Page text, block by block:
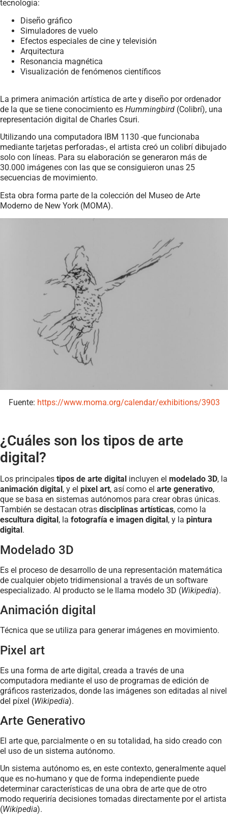
tecnología:
Diseño gráfico
Simuladores de vuelo
Efectos especiales de cine y televisión
Arquitectura
Resonancia magnética
Visualización de fenómenos científicos
La primera animación artística de arte y diseño por ordenador
de la que se tiene conocimiento es Hummingbird (Colibrí), una
representación digital de Charles Csuri.
Utilizando una computadora IBM 1130 -que funcionaba
mediante tarjetas perforadas-, el artista creó un colibrí dibujado
solo con líneas. Para su elaboración se generaron más de
30.000 imágenes con las que se consiguieron unas 25
secuencias de movimiento.
Esta obra forma parte de la colección del Museo de Arte
Moderno de New York (MOMA).
Fuente: https://www.moma.org/calendar/exhibitions/3903
¿Cuáles son los tipos de arte
digital?
Los principales tipos de arte digital incluyen el modelado 3D, la
animación digital , y el pixel art, así como el arte generativo,
que se basa en sistemas autónomos para crear obras únicas.
También se destacan otras disciplinas artísticas, como la
escultura digital , la fotografía e imagen digital , y la pintura
digital .
Modelado 3D
Es el proceso de desarrollo de una representación matemática
de cualquier objeto tridimensional a través de un software
especializado. Al producto se le llama modelo 3D (Wikipedia).
Animación digital
Técnica que se utiliza para generar imágenes en movimiento.
Pixel art
Es una forma de arte digital, creada a través de una
computadora mediante el uso de programas de edición de
gráficos rasterizados, donde las imágenes son editadas al nivel
del píxel (Wikipedia).
Arte Generativo
El arte que, parcialmente o en su totalidad, ha sido creado con
el uso de un sistema autónomo.
Un sistema autónomo es, en este contexto, generalmente aquel
que es no-humano y que de forma independiente puede
determinar características de una obra de arte que de otro
modo requeriría decisiones tomadas directamente por el artista
(Wikipedia).